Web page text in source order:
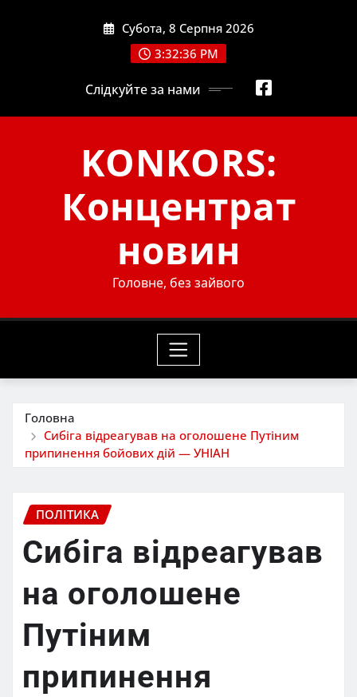
Субота, 8 Серпня 2026
3:32:37 PM
Слідкуйте за нами
KONKORS:
Концентрат
новин
Головне, без зайвого
Головна
Сибіга відреагував на оголошене Путіним
припинення бойових дій — УНІАН
ПОЛІТИКА
Сибіга відреагував
на оголошене
Путіним
припинення